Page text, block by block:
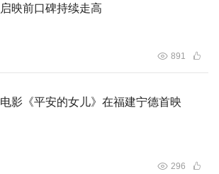
启映前口碑持续走高
891
电影《平安的女儿》在福建宁德首映
296